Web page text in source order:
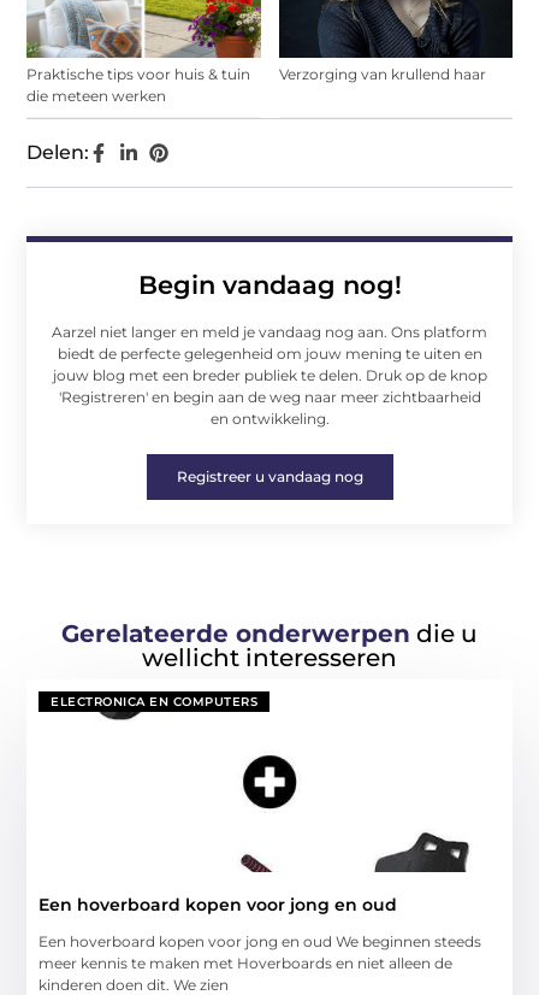
Praktische tips voor huis & tuin
die meteen werken
Verzorging van krullend haar
Begin vandaag nog!
Aarzel niet langer en meld je vandaag nog aan. Ons platform
biedt de perfecte gelegenheid om jouw mening te uiten en
jouw blog met een breder publiek te delen. Druk op de knop
'Registreren' en begin aan de weg naar meer zichtbaarheid
en ontwikkeling.
Registreer u vandaag nog
Delen:
Gerelateerde onderwerpen die u
wellicht interesseren
ELECTRONICA EN COMPUTERS
Een hoverboard kopen voor jong en oud
Een hoverboard kopen voor jong en oud We beginnen steeds
meer kennis te maken met Hoverboards en niet alleen de
kinderen doen dit. We zien